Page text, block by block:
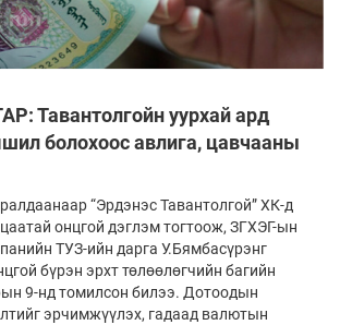
Тавантолгойн уурхай ард
болохоос авлига, цавчааны
“Эрдэнэс Тавантолгой” ХК-д
онцгой дэглэм тогтоож, ЗГХЭГ-ын
ТУЗ-ийн дарга У.Бямбасүрэнг
бүрэн эрхт төлөөлөгчийн багийн
9-нд томилсон билээ. Дотоодын
эрчимжүүлэх, гадаад валютын